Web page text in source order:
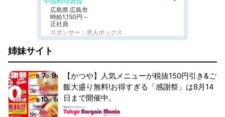
広島県 広島市
時給1,150円～
正社員
スポンサー：求人ボックス
姉妹サイト
【かつや】人気メニューが税抜150円引き&ご
飯大盛り無料!お得すぎる「感謝祭」は8月14
日まで開催中。